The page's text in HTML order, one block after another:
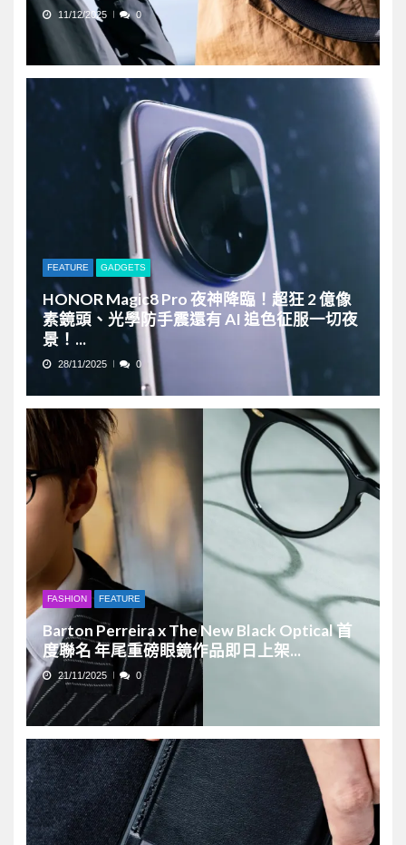
11/12/2025 0
FEATURE GADGETS
HONOR Magic8 Pro 夜神降臨！超狂 2 億像
素鏡頭、光學防手震還有 AI 追色征服一切夜
景！...
28/11/2025 0
FASHION FEATURE
Barton Perreira x The New Black Optical 首
度聯名 年尾重磅眼鏡作品即日上架...
21/11/2025 0